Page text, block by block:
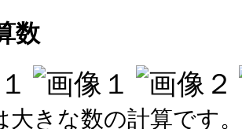
数
大きな数の計算です。